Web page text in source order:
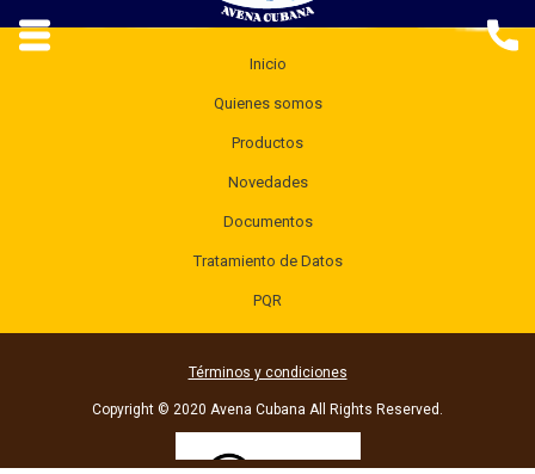
Inicio
Quienes somos
Productos
Novedades
Documentos
Tratamiento de Datos
PQR
Términos y condiciones
Copyright © 2020 Avena Cubana All Rights Reserved.